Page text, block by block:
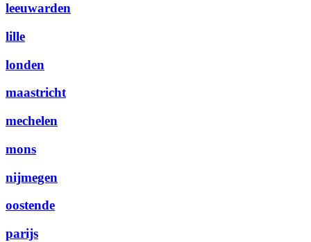
leeuwarden
lille
londen
maastricht
mechelen
mons
nijmegen
oostende
parijs